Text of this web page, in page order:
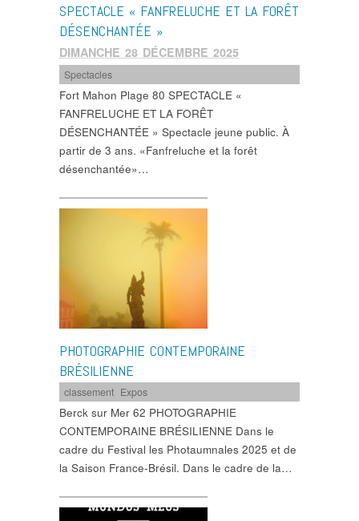
SPECTACLE « FANFRELUCHE ET LA FORÊT
DÉSENCHANTÉE »
DIMANCHE 28 DÉCEMBRE 2025
Spectacles
Fort Mahon Plage 80 SPECTACLE «
FANFRELUCHE ET LA FORÊT
DÉSENCHANTÉE » Spectacle jeune public. À
partir de 3 ans. «Fanfreluche et la forêt
désenchantée»…
PHOTOGRAPHIE CONTEMPORAINE
BRÉSILIENNE
classement Expos
Berck sur Mer 62 PHOTOGRAPHIE
CONTEMPORAINE BRÉSILIENNE Dans le
cadre du Festival les Photaumnales 2025 et de
la Saison France-Brésil. Dans le cadre de la…